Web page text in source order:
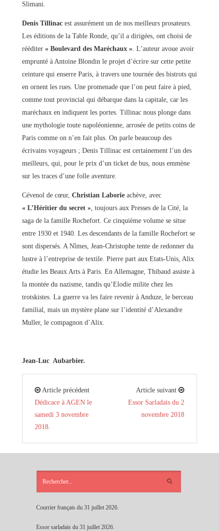
Slimani.
Denis Tillinacest assurément un de nos meilleurs prosateurs.
Les éditions de la Table Ronde, qu’il a dirigées, ont choisi de
rééditer « Boulevard des Maréchaux ». L’auteur avoue avoir
emprunté à Antoine Blondin le projet d’écrire sur cette petite
ceinture qui enserre Paris, à travers une tournée des bistrots qui
en ornent les rues. Une promenade que l’on peut faire à pied,
comme tout provincial qui débarque dans la capitale, car les
maréchaux en indiquent les portes. Tillinac nous plonge dans
une mythologie toute napoléonienne, arrosée de petits coins de
Paris comme on n’en fait plus. On parle beaucoup des
écrivains voyageurs ; Denis Tillinac est certainement l’un des
meilleurs, qui, pour le prix d’un ticket de bus, nous emmène
sur les traces d’une folle aventure.
Cévenol de cœur, Christian Laborieachève, avec
« L’Héritier du secret », toujours aux Presses de la Cité, la
saga de la famille Rochefort. Ce cinquième volume se situe
entre 1930 et 1940. Les descendants de la famille Rochefort se
sont dispersés. A Nîmes, Jean-Christophe tente de redonner du
lustre à l’entreprise de textile. Pierre part aux Etats-Unis, Alix
étudie les Beaux Arts à Paris. En Allemagne, Thibaud assiste à
la montée du nazisme, tandis qu’Elodie milite chez les
trotskistes. La guerre va les faire revenir à Anduze, le berceau
familial, mais un mystère plane sur l’identité d’Alexandre
Muller, le compagnon d’Alix.
Jean-Luc Aubarbier.
Article précédent
Dédicace à AGEN le
samedi 3 novembre
2018.
Article suivant
Essor Sarladais du 2
novembre 2018
Courrier français du 31 juillet 2026.
Essor sarladais du 31 juillet 2026.